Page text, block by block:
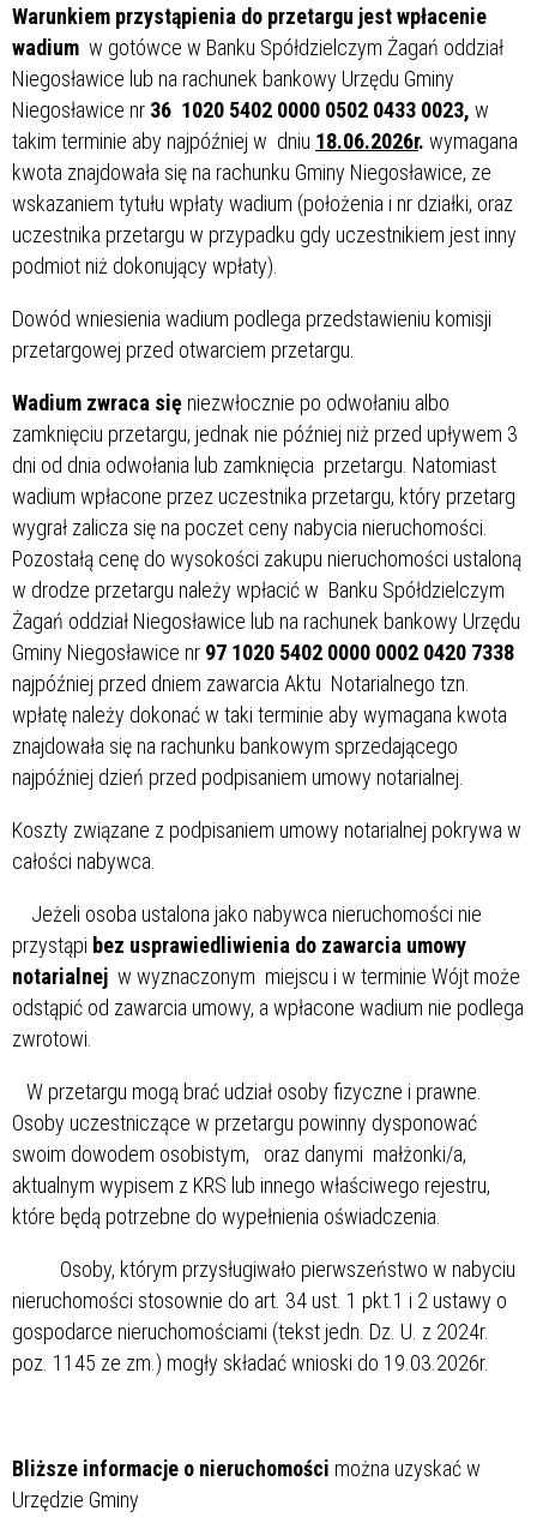
Warunkiem przystąpienia do przetargu jest wpłacenie
wadium w gotówce w Banku Spółdzielczym Żagań oddział
Niegosławice lub na rachunek bankowy Urzędu Gminy
Niegosławice nr 36 1020 5402 0000 0502 0433 0023, w
takim terminie aby najpóźniej w dniu 18.06.2026r. wymagana
kwota znajdowała się na rachunku Gminy Niegosławice, ze
wskazaniem tytułu wpłaty wadium (położenia i nr działki, oraz
uczestnika przetargu w przypadku gdy uczestnikiem jest inny
podmiot niż dokonujący wpłaty).
Dowód wniesienia wadium podlega przedstawieniu komisji
przetargowej przed otwarciem przetargu.
Wadium zwraca się niezwłocznie po odwołaniu albo
zamknięciu przetargu, jednak nie później niż przed upływem 3
dni od dnia odwołania lub zamknięcia przetargu. Natomiast
wadium wpłacone przez uczestnika przetargu, który przetarg
wygrał zalicza się na poczet ceny nabycia nieruchomości.
Pozostałą cenę do wysokości zakupu nieruchomości ustaloną
w drodze przetargu należy wpłacić w Banku Spółdzielczym
Żagań oddział Niegosławice lub na rachunek bankowy Urzędu
Gminy Niegosławice nr 97 1020 5402 0000 0002 0420 7338
najpóźniej przed dniem zawarcia Aktu Notarialnego tzn.
wpłatę należy dokonać w taki terminie aby wymagana kwota
znajdowała się na rachunku bankowym sprzedającego
najpóźniej dzień przed podpisaniem umowy notarialnej.
Koszty związane z podpisaniem umowy notarialnej pokrywa w
całości nabywca.
Jeżeli osoba ustalona jako nabywca nieruchomości nie
przystąpi bez usprawiedliwienia do zawarcia umowy
notarialnej w wyznaczonym miejscu i w terminie Wójt może
odstąpić od zawarcia umowy, a wpłacone wadium nie podlega
zwrotowi.
W przetargu mogą brać udział osoby fizyczne i prawne.
Osoby uczestniczące w przetargu powinny dysponować
swoim dowodem osobistym, oraz danymi małżonki/a,
aktualnym wypisem z KRS lub innego właściwego rejestru,
które będą potrzebne do wypełnienia oświadczenia.
Osoby, którym przysługiwało pierwszeństwo w nabyciu
nieruchomości stosownie do art. 34 ust. 1 pkt.1 i 2 ustawy o
gospodarce nieruchomościami (tekst jedn. Dz. U. z 2024r.
poz. 1145 ze zm.) mogły składać wnioski do 19.03.2026r.
Bliższe informacje o nieruchomości można uzyskać w
Urzędzie Gminy